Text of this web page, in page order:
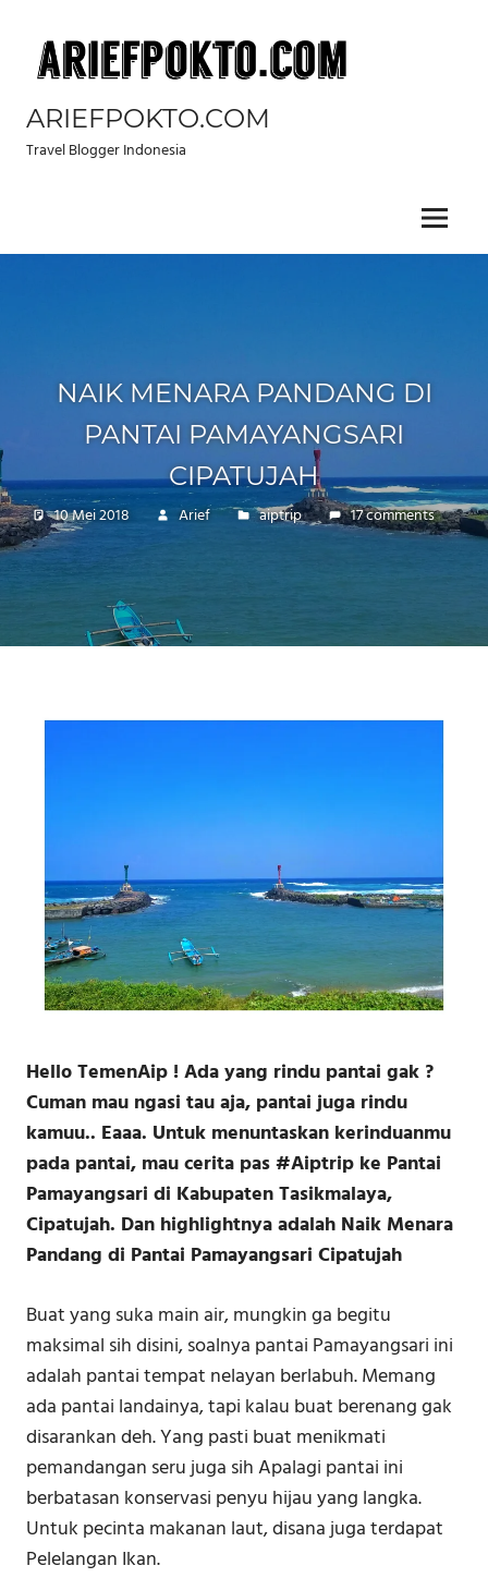
content
ARIEFPOKTO.COM
Travel Blogger Indonesia
Menu
NAIK MENARA PANDANG DI
PANTAI PAMAYANGSARI
CIPATUJAH
10 Mei 2018 Arief aiptrip 17 comments
Hello TemenAip ! Ada yang rindu pantai gak ?
Cuman mau ngasi tau aja, pantai juga rindu
kamuu.. Eaaa. Untuk menuntaskan kerinduanmu
pada pantai, mau cerita pas #Aiptrip ke Pantai
Pamayangsari di Kabupaten Tasikmalaya,
Cipatujah. Dan highlightnya adalah Naik Menara
Pandang di Pantai Pamayangsari Cipatujah
Buat yang suka main air, mungkin ga begitu
maksimal sih disini, soalnya pantai Pamayangsari ini
adalah pantai tempat nelayan berlabuh. Memang
ada pantai landainya, tapi kalau buat berenang gak
disarankan deh. Yang pasti buat menikmati
pemandangan seru juga sih Apalagi pantai ini
berbatasan konservasi penyu hijau yang langka.
Untuk pecinta makanan laut, disana juga terdapat
Pelelangan Ikan.